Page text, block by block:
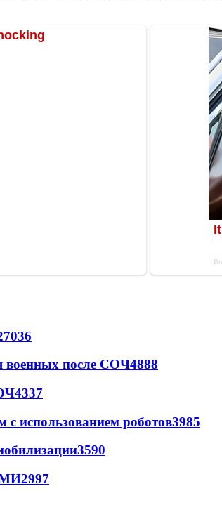
военных после СОЧ4888
4337
использованием роботов3985
3590
2997